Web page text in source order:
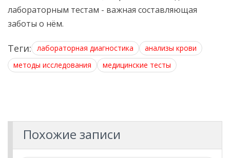
лабораторным тестам - важная составляющая
заботы о нём.
Теги: лабораторная диагностика
анализы крови
методы исследования
медицинские тесты
Похожие записи